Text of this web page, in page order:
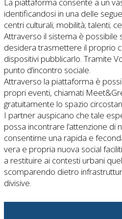
La piattaforma consente a un
identificandosi in una delle
centri culturali; mobilità; talenti;
Attraverso il sistema è possibile
desidera trasmettere il proprio
dispositivi pubblicarlo. Tramite
punto d’incontro sociale.
Attraverso la piattaforma è
propri eventi, chiamati
gratuitamente lo spazio
I partner auspicano che tale
possa incontrare l’attenzione di
consentirne una rapida e
vera e propria nuova social
a restituire ai contesti urbani
scomparendo dietro
divisive.